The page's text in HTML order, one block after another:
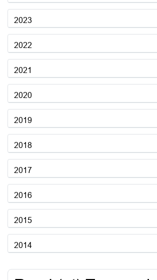
2023
2022
2021
2020
2019
2018
2017
2016
2015
2014